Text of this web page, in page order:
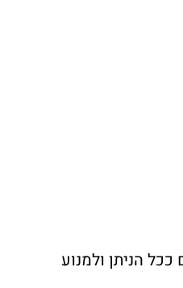
הניתן ולמנוע